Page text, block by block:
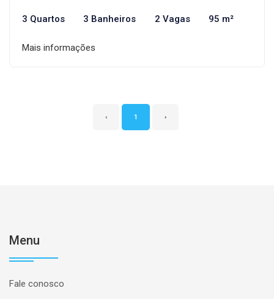
3 Quartos 3 Banheiros 2 Vagas 95 m²
Mais informações
‹ 1 ›
Menu
Fale conosco